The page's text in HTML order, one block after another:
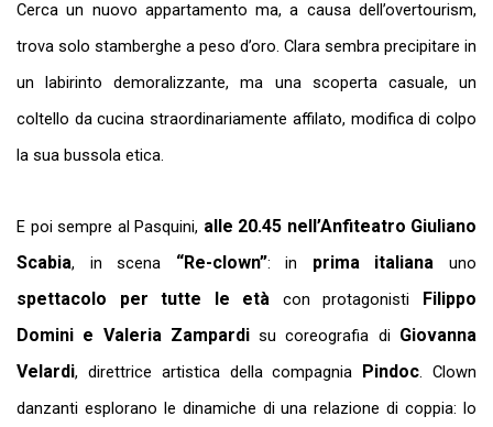
Cerca un nuovo appartamento ma, a causa dell’overtourism,
trova solo stamberghe a peso d’oro. Clara sembra precipitare in
un labirinto demoralizzante, ma una scoperta casuale, un
coltello da cucina straordinariamente affilato, modifica di colpo
la sua bussola etica.
E poi sempre al Pasquini, alle 20.45 nell’Anfiteatro Giuliano
Scabia, in scena “Re-clown”: in prima italianauno
spettacolo per tutte le età con protagonisti Filippo
Domini e Valeria Zampardisu coreografia di Giovanna
Velardi, direttrice artistica della compagnia Pindoc. Clown
danzanti esplorano le dinamiche di una relazione di coppia: lo